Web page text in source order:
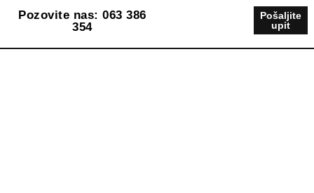
Pozovite nas: 063 386
354
Pošaljite
upit